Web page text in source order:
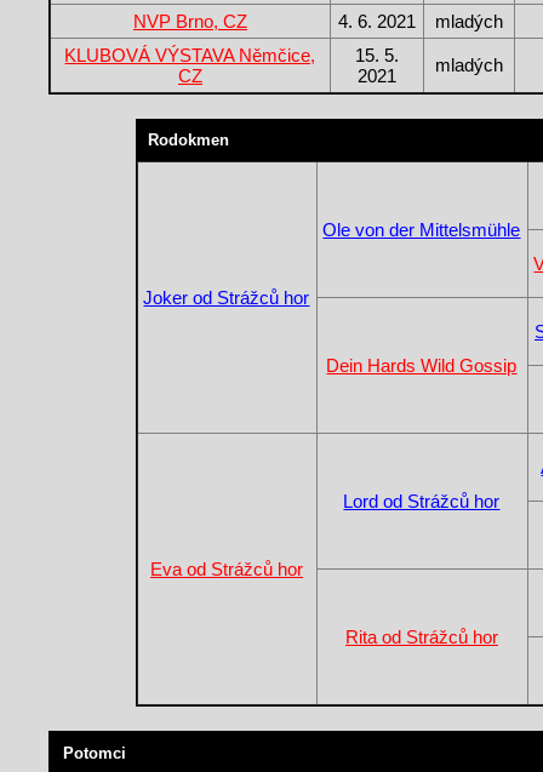
NVP Brno, CZ 4. 6. 2021
mladých
KLUBOVÁ VÝSTAVA Němčice,
CZ
15. 5.
2021
mladých
Rodokmen
Joker od Strážců hor
Ole von der Mittelsmühle
Dein Hards Wild Gossip
Eva od Strážců hor
Lord od Strážců hor
Rita od Strážců hor
Potomci